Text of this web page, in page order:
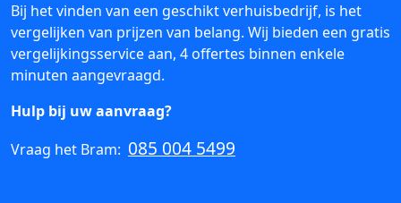
Bij het vinden van een geschikt verhuisbedrijf, is het
vergelijken van prijzen van belang. Wij bieden een gratis
vergelijkingsservice aan, 4 offertes binnen enkele
minuten aangevraagd.
Hulp bij uw aanvraag?
Vraag het Bram: 085 004 5499